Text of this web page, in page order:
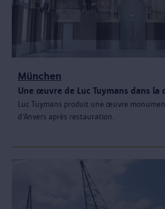
München
Une œuvre de Luc Tuymans dans la
Luc Tuymans produit une œuvre
d’Anvers après restauration.